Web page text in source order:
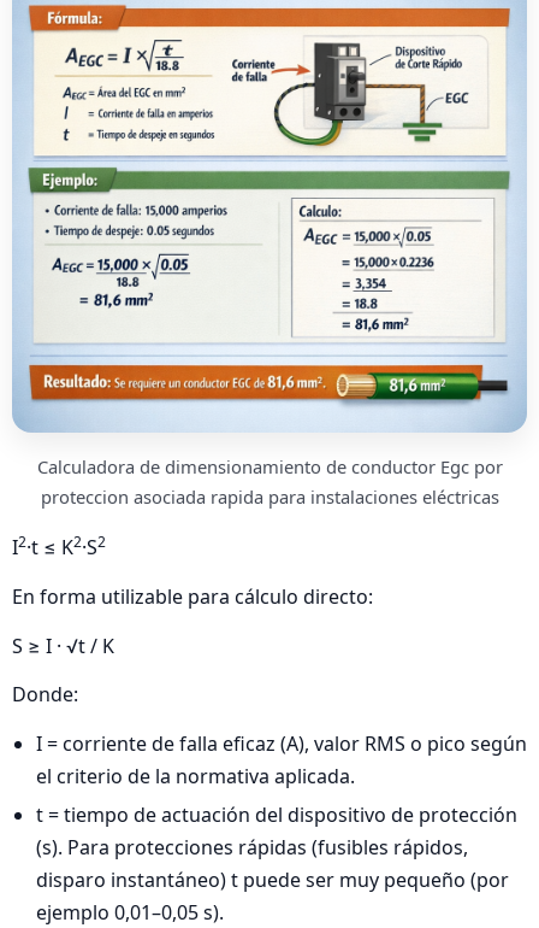
Calculadora de dimensionamiento de conductor Egc por
proteccion asociada rapida para instalaciones eléctricas
I2·t ≤ K2·S2
En forma utilizable para cálculo directo:
S ≥ I · √t / K
Donde:
I = corriente de falla eficaz (A), valor RMS o pico según
el criterio de la normativa aplicada.
t = tiempo de actuación del dispositivo de protección
(s). Para protecciones rápidas (fusibles rápidos,
disparo instantáneo) t puede ser muy pequeño (por
ejemplo 0,01–0,05 s).